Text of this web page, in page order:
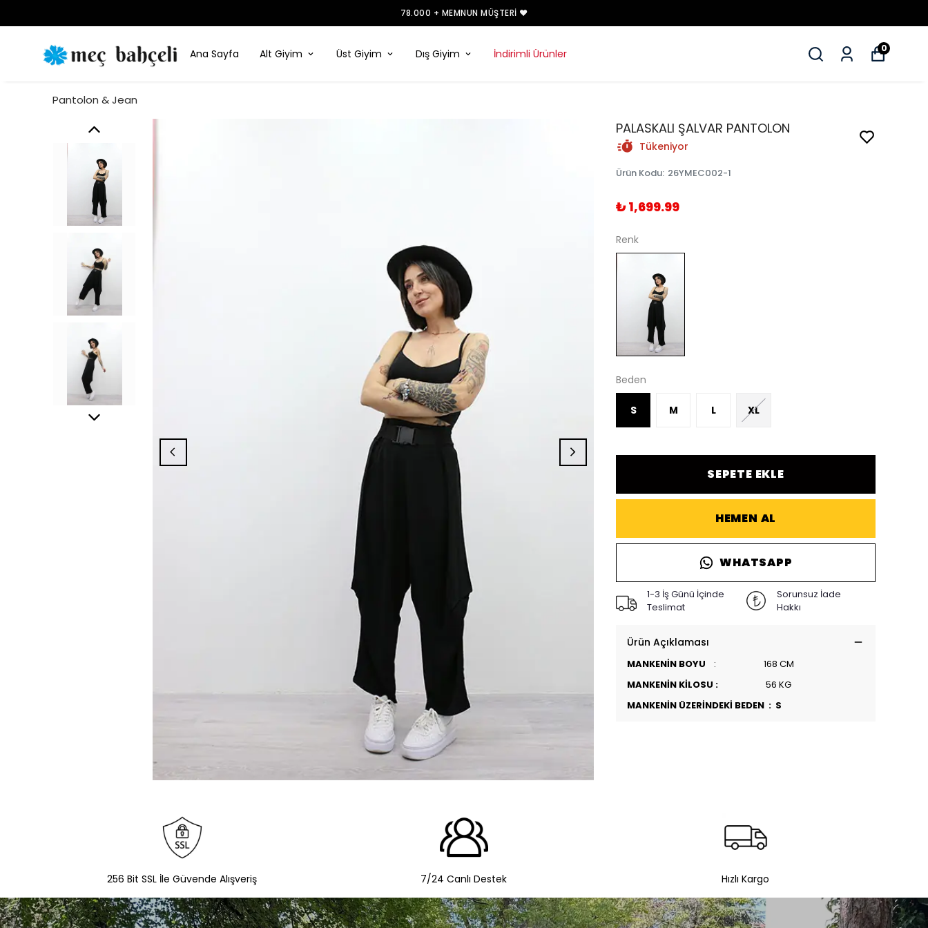
78.000 + MEMNUN MÜŞTERI ❤️
Ana Sayfa Alt Giyim Üst Giyim Dış Giyim İndirimli Ürünler 0
Pantolon & Jean
PALASKALI ŞALVAR PANTOLON
Tükeniyor
Ürün Kodu: 26YMEC002-1
₺ 1,699.99
Renk
Beden
S M L XL
SEPETE EKLE
HEMEN AL
WHATSAPP
1-3 İş Günü İçinde
Teslimat
Sorunsuz İade
Hakkı
Ürün Açıklaması
MANKENİN BOYU : 168 CM
MANKENİN KİLOSU : 56 KG
MANKENİN ÜZERİNDEKİ BEDEN : S
256 Bit SSL İle Güvende Alışveriş 7/24 Canlı Destek Hızlı Kargo